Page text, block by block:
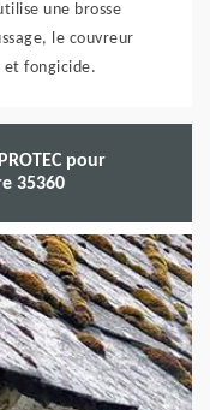
une brosse
le couvreur
et fongicide.
pour
35360